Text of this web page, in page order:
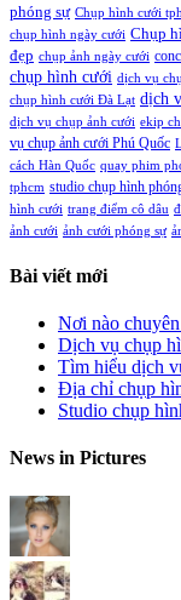
phóng sự Chụp hình cưới
chụp hình ngày cưới Chụp
đẹp chụp ảnh ngày cưới
chụp hình cưới dịch vụ
chụp hình cưới Đà Lạt dịch
dịch vụ chụp ảnh cưới ekip
vụ chụp ảnh cưới Phú Quốc
cách Hàn Quốc quay phim
tphcm studio chụp hình
hình cưới trang điểm cô dâu
ảnh cưới ảnh cưới phóng sự
Bài viết mới
Nơi nào
Dịch vụ chụp
Tìm hiểu dịch
Địa chỉ chụp
Studio chụp
News in Pictures